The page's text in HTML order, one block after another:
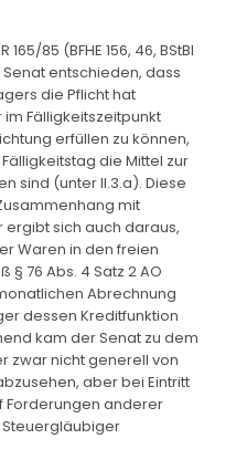
165/85 (BFHE 156, 46, BStBl
Senat entschieden, dass
die Pflicht hat
Fälligkeitszeitpunkt
erfüllen zu können,
die Mittel zur
sind (unter II.3.a). Diese
mit
sich auch daraus,
Waren in den freien
76 Abs. 4 Satz 2 AO
Abrechnung
dessen Kreditfunktion
kam der Senat zu dem
zwar nicht generell von
aber bei Eintritt
Forderungen anderer